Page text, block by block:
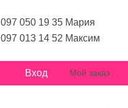
097 050 19 35 Мария
097 013 14 52 Максим
Вход Мой заказ